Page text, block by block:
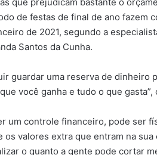
de festas de final de ano fazem
de 2021, segundo a
Santos da Cunha.
guardar uma reserva de dinheiro
você ganha e tudo o que gasta”,
um controle financeiro, pode ser
os valores extra que entram na
o quanto a gente pode cortar